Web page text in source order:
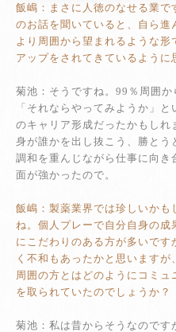
飯嶋：まさに人徳のなせる業で
のお話を聞いていると、自ら進
より周囲から望まれるような形
アップをされてきているように
菊池：そうですね。99％周囲か
「それならやってみようか」と
のキャリア形成だったかもしれ
身が誰かを出し抜こう、勝とう
調和を重んじながら仕事に向き
面が強かったので。
飯嶋：製薬業界では珍しいかも
ね。個人プレーで自分自身の成
にこだわりのある方が多いです
く不和もあったかと思いますが
周囲の方とはどのようにコミュ
を取られていたのでしょうか？
菊池：私は昔からそうなのです